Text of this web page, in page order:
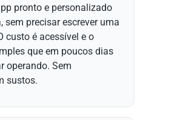
pronto e personalizado
sem precisar escrever uma
custo é acessível e o
que em poucos dias
operando. Sem
sustos.